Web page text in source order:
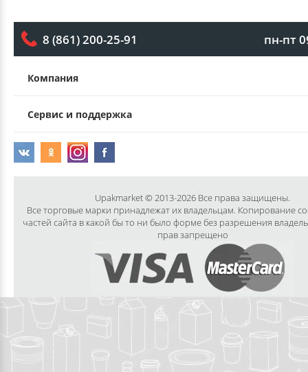
8 (861) 200-25-91 пн-пт
Компания
Сервис и поддержка
Upakmarket © 2013-2026 Все права защищены.
Все торговые марки принадлежат их владельцам. Копирование
частей сайта в какой бы то ни было форме без разрешения
прав запрещено